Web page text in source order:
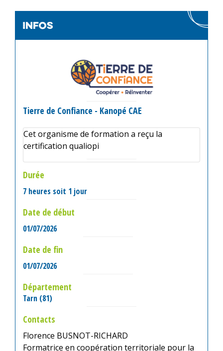
infos
Tierre de Confiance - Kanopé CAE
Cet organisme de formation a reçu la
certification qualiopi
Durée
7 heures soit 1 jour
Date de début
01/07/2026
Date de fin
01/07/2026
Département
Tarn (81)
Contacts
Florence BUSNOT-RICHARD
Formatrice en coopération territoriale pour la